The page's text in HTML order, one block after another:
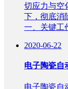
切应力与空
下，彻底消
一、关键工
2020-06-22
电子陶瓷自
电子陶瓷自